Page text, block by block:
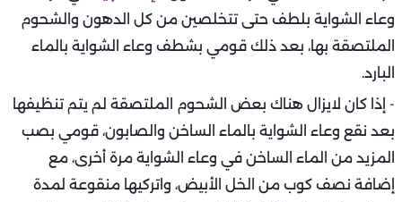
وعاء الشواية بلطف حتى تتخلصين من كل الدهون والشحوم
الملتصقة بها، بعد ذلك قومي بشطف وعاء الشواية بالماء
البارد.
- إذا كان لايزال هناك بعض الشحوم الملتصقة لم يتم تنظيفها
بعد نقع وعاء الشواية بالماء الساخن والصابون، قومي بصب
المزيد من الماء الساخن في وعاء الشواية مرة أخرى، مع
إضافة نصف كوب من الخل الأبيض، واتركيها منقوعة لمدة